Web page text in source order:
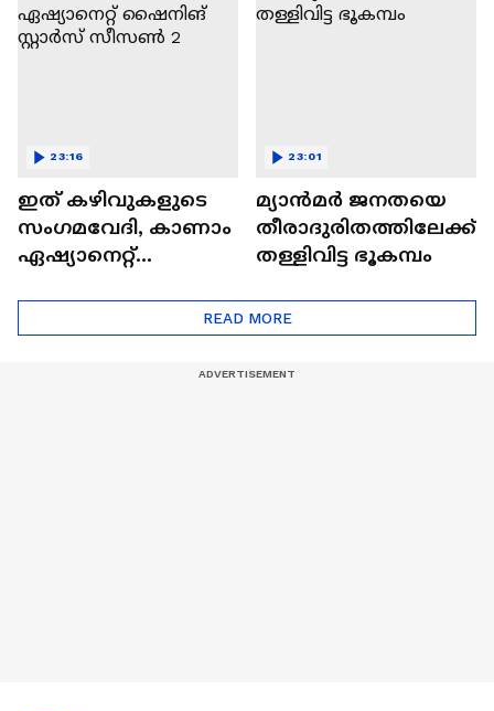
ഇത് കഴിവുകളുടെ
സംഗമവേദി, കാണാം
ഏഷ്യാനെറ്റ്
23:16
മ്യാൻമർ ജനതയെ
തീരാദുരിതത്തിലേക്ക്
തള്ളിവിട്ട ഭൂകമ്പം
23:01
READ MORE